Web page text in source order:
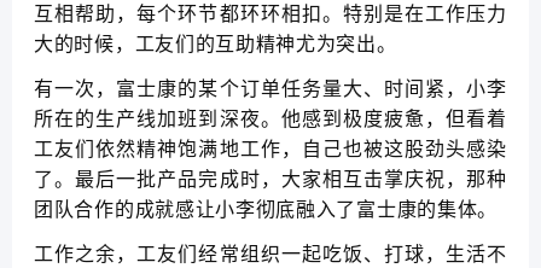
互相帮助，每个环节都环环相扣。特别是在工作压力
大的时候，工友们的互助精神尤为突出。
有一次，富士康的某个订单任务量大、时间紧，小李
所在的生产线加班到深夜。他感到极度疲惫，但看着
工友们依然精神饱满地工作，自己也被这股劲头感染
了。最后一批产品完成时，大家相互击掌庆祝，那种
团队合作的成就感让小李彻底融入了富士康的集体。
工作之余，工友们经常组织一起吃饭、打球，生活不